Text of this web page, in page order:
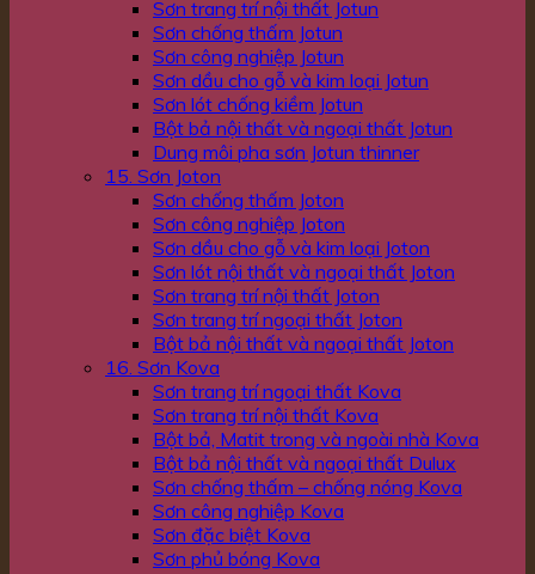
Sơn trang trí nội thất Jotun
Sơn chống thấm Jotun
Sơn công nghiệp Jotun
Sơn dầu cho gỗ và kim loại Jotun
Sơn lót chống kiềm Jotun
Bột bả nội thất và ngoại thất Jotun
Dung môi pha sơn Jotun thinner
15. Sơn Joton
Sơn chống thấm Joton
Sơn công nghiệp Joton
Sơn dầu cho gỗ và kim loại Joton
Sơn lót nội thất và ngoại thất Joton
Sơn trang trí nội thất Joton
Sơn trang trí ngoại thất Joton
Bột bả nội thất và ngoại thất Joton
16. Sơn Kova
Sơn trang trí ngoại thất Kova
Sơn trang trí nội thất Kova
Bột bả, Matit trong và ngoài nhà Kova
Bột bả nội thất và ngoại thất Dulux
Sơn chống thấm – chống nóng Kova
Sơn công nghiệp Kova
Sơn đặc biệt Kova
Sơn phủ bóng Kova